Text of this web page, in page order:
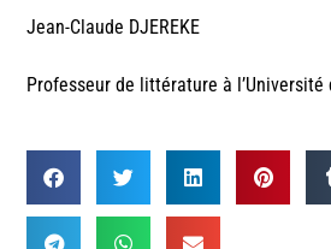
Jean-Claude DJEREKE
Professeur de littérature à l’Université